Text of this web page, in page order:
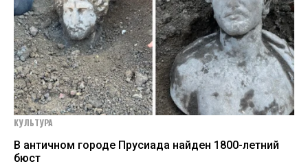
КУЛЬТУРА
В античном городе Прусиада найден 1800-летний
бюст